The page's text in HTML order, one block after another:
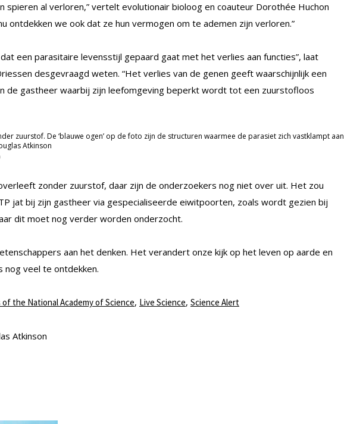
spieren al verloren,” vertelt evolutionair bioloog en coauteur Dorothée Huchon
ontdekken we ook dat ze hun vermogen om te ademen zijn verloren.”
een parasitaire levensstijl gepaard gaat met het verlies aan functies”, laat
desgevraagd weten. “Het verlies van de genen geeft waarschijnlijk een
de gastheer waarbij zijn leefomgeving beperkt wordt tot een zuurstofloos
zuurstof. De ‘blauwe ogen’ op de foto zijn de structuren waarmee de parasiet zich vastklampt aan
Atkinson
zonder zuurstof, daar zijn de onderzoekers nog niet over uit. Het zou
jat bij zijn gastheer via gespecialiseerde eiwitpoorten, zoals wordt gezien bij
dit moet nog verder worden onderzocht.
aan het denken. Het verandert onze kijk op het leven op aarde en
nog veel te ontdekken.
the National Academy of Science, Live Science, Science Alert
Atkinson